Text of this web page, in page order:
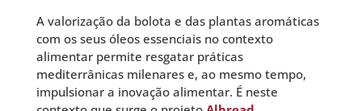
A valorização da bolota e das plantas aromáticas
com os seus óleos essenciais no contexto
alimentar permite resgatar práticas
mediterrânicas milenares e, ao mesmo tempo,
impulsionar a inovação alimentar. É neste